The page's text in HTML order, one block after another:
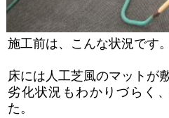
施工前は、こんな状況です。
床には人工芝風のマットが
劣化状況もわかりづらく
た。